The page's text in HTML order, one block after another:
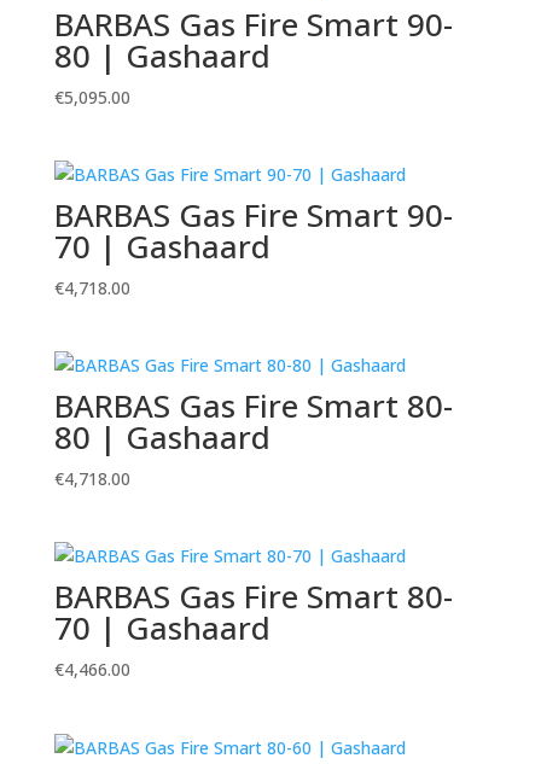
BARBAS Gas Fire Smart 90-
80 | Gashaard
€5,095.00
BARBAS Gas Fire Smart 90-
70 | Gashaard
€4,718.00
BARBAS Gas Fire Smart 80-
80 | Gashaard
€4,718.00
BARBAS Gas Fire Smart 80-
70 | Gashaard
€4,466.00